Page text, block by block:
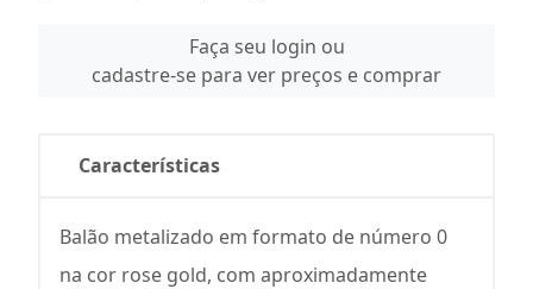
Faça seu login ou
cadastre-se para ver preços e comprar
Características
Balão metalizado em formato de número 0
na cor rose gold, com aproximadamente